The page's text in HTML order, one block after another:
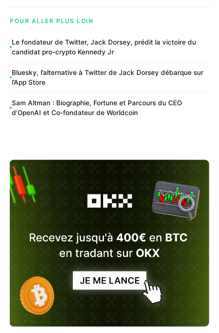
POUR ALLER PLUS LOIN
Le fondateur de Twitter, Jack Dorsey, prédit la victoire du
candidat pro-crypto Kennedy Jr
Bluesky, l’alternative à Twitter de Jack Dorsey débarque sur
l’App Store
Sam Altman : Biographie, Fortune et Parcours du CEO
d’OpenAI et Co-fondateur de Worldcoin